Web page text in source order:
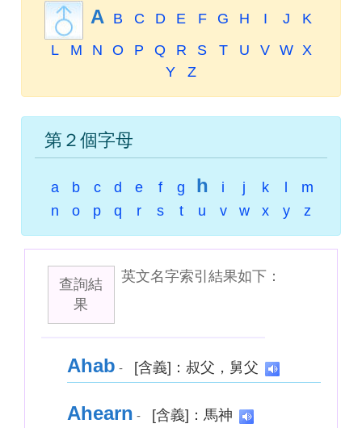
A B C D E F G H I J
K
L
M N O P Q R S T U V W X
Y
Z
第２個字母
a b c d e f g h i j k
m
n
o p q r s t u v w x y z
查詢結
果
英文名字索引結果如下：
Ahab - [含義]：叔父，舅父
Ahearn - [含義]：馬神